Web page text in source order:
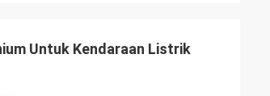
Untuk Kendaraan Listrik